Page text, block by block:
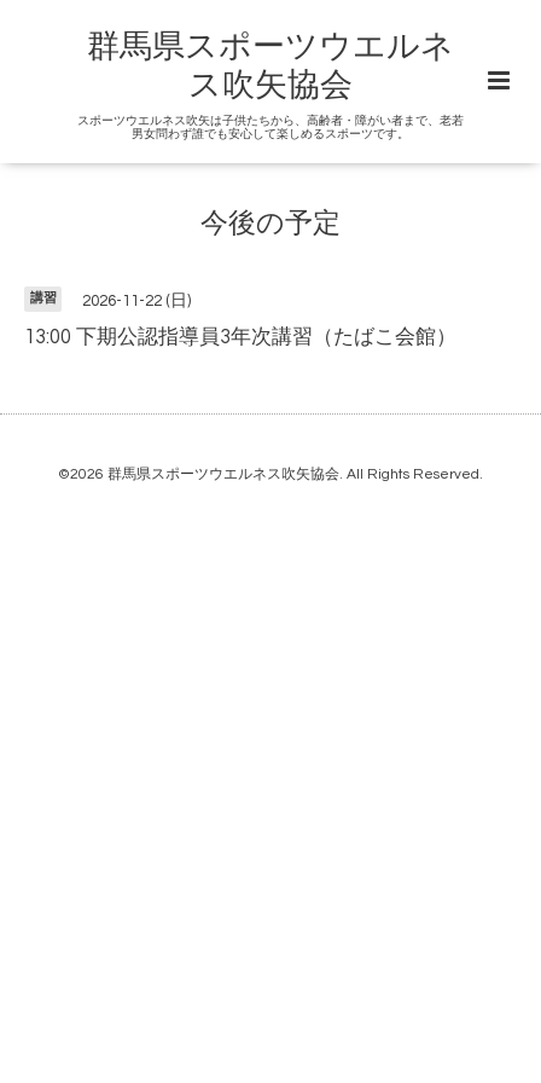
群馬県スポーツウエルネ
ス吹矢協会
スポーツウエルネス吹矢は子供たちから、高齢者・障がい者まで、老若
男女問わず誰でも安心して楽しめるスポーツです。
今後の予定
講習 2026-11-22 (日)
13:00 下期公認指導員3年次講習（たばこ会館）
©2026 群馬県スポーツウエルネス吹矢協会. All Rights Reserved.